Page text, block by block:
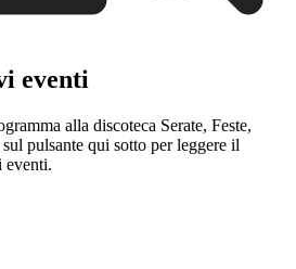
eventi
alla discoteca Serate, Feste,
pulsante qui sotto per leggere il
eventi.